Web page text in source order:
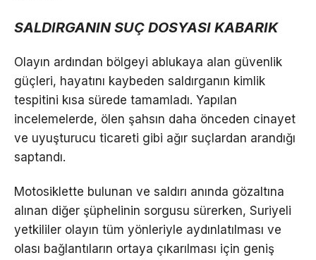
SALDIRGANIN SUÇ DOSYASI KABARIK
Olayın ardından bölgeyi ablukaya alan güvenlik
güçleri, hayatını kaybeden saldırganın kimlik
tespitini kısa sürede tamamladı. Yapılan
incelemelerde, ölen şahsın daha önceden cinayet
ve uyuşturucu ticareti gibi ağır suçlardan arandığı
saptandı.
Motosiklette bulunan ve saldırı anında gözaltına
alınan diğer şüphelinin sorgusu sürerken, Suriyeli
yetkililer olayın tüm yönleriyle aydınlatılması ve
olası bağlantıların ortaya çıkarılması için geniş